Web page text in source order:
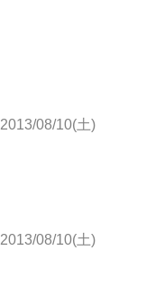
2013/08/10(土)
2013/08/10(土)